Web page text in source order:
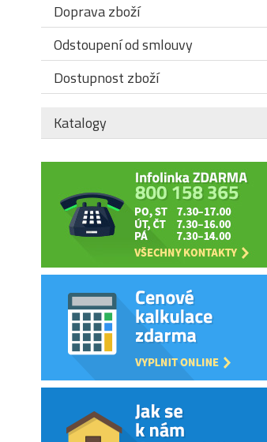
Doprava zboží
Odstoupení od smlouvy
Dostupnost zboží
Katalogy